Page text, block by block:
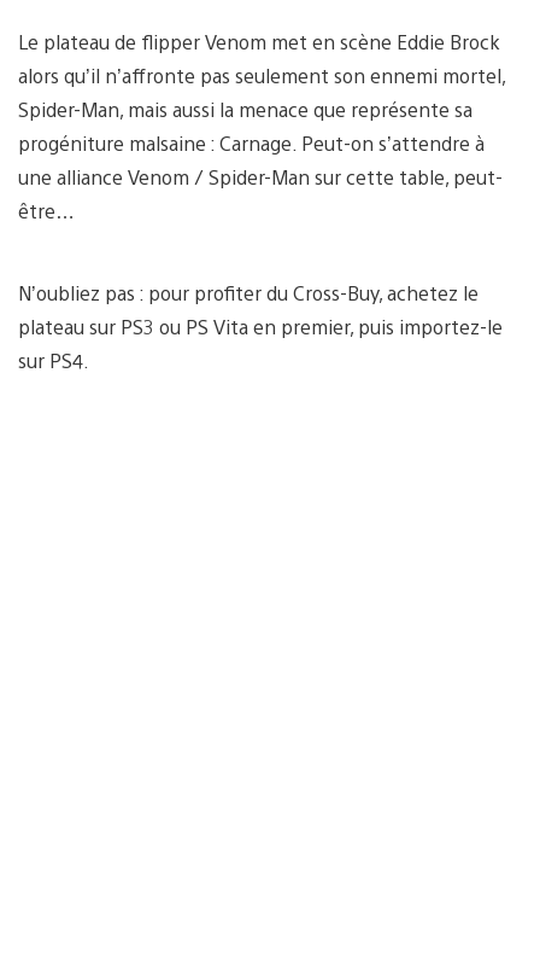
Le plateau de flipper Venom met en scène Eddie Brock
alors qu’il n’affronte pas seulement son ennemi mortel,
Spider-Man, mais aussi la menace que représente sa
progéniture malsaine : Carnage. Peut-on s’attendre à
une alliance Venom / Spider-Man sur cette table, peut-
être…
N’oubliez pas : pour profiter du Cross-Buy, achetez le
plateau sur PS3 ou PS Vita en premier, puis importez-le
sur PS4.